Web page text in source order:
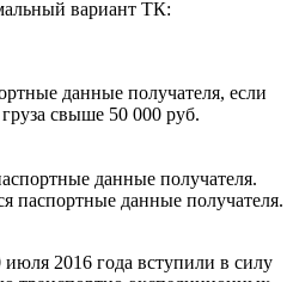
вариант ТК:
данные получателя, если
свыше 50 000 руб.
данные получателя.
паспортные данные получателя.
2016 года вступили в силу